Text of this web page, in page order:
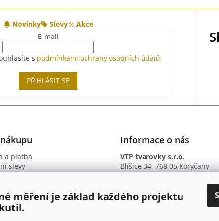
měření je základ každého projektu
Novinky Slevy
Akce
E-mail
s podmínkami ochrany osobních údajů
PŘIHLÁSIT SE
a platba
slevy
ochrany osobních údajů
Informace o nás
VTP tvarovky s.r.o.
Blišice 34, 768 05 Koryčany
B. ú.: 2301934375/2010 (Fio